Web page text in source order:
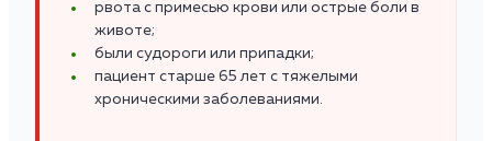
рвота с примесью крови или острые боли в
животе;
были судороги или припадки;
пациент старше 65 лет с тяжелыми
хроническими заболеваниями.